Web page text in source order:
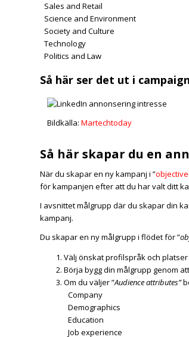
Sales and Retail
Science and Environment
Society and Culture
Technology
Politics and Law
Så här ser det ut i
Bildkälla: Martechtoday
Så här skapar du en
När du skapar en ny kampanj i ”
för kampanjen efter att du har valt ditt
I avsnittet målgrupp där du skapar din
kampanj.
Du skapar en ny målgrupp i flödet för ”
Välj önskat profilspråk och platser
Börja bygg din målgrupp genom
Om du väljer ”Audience attributes”
Company
Demographics
Education
Job experience